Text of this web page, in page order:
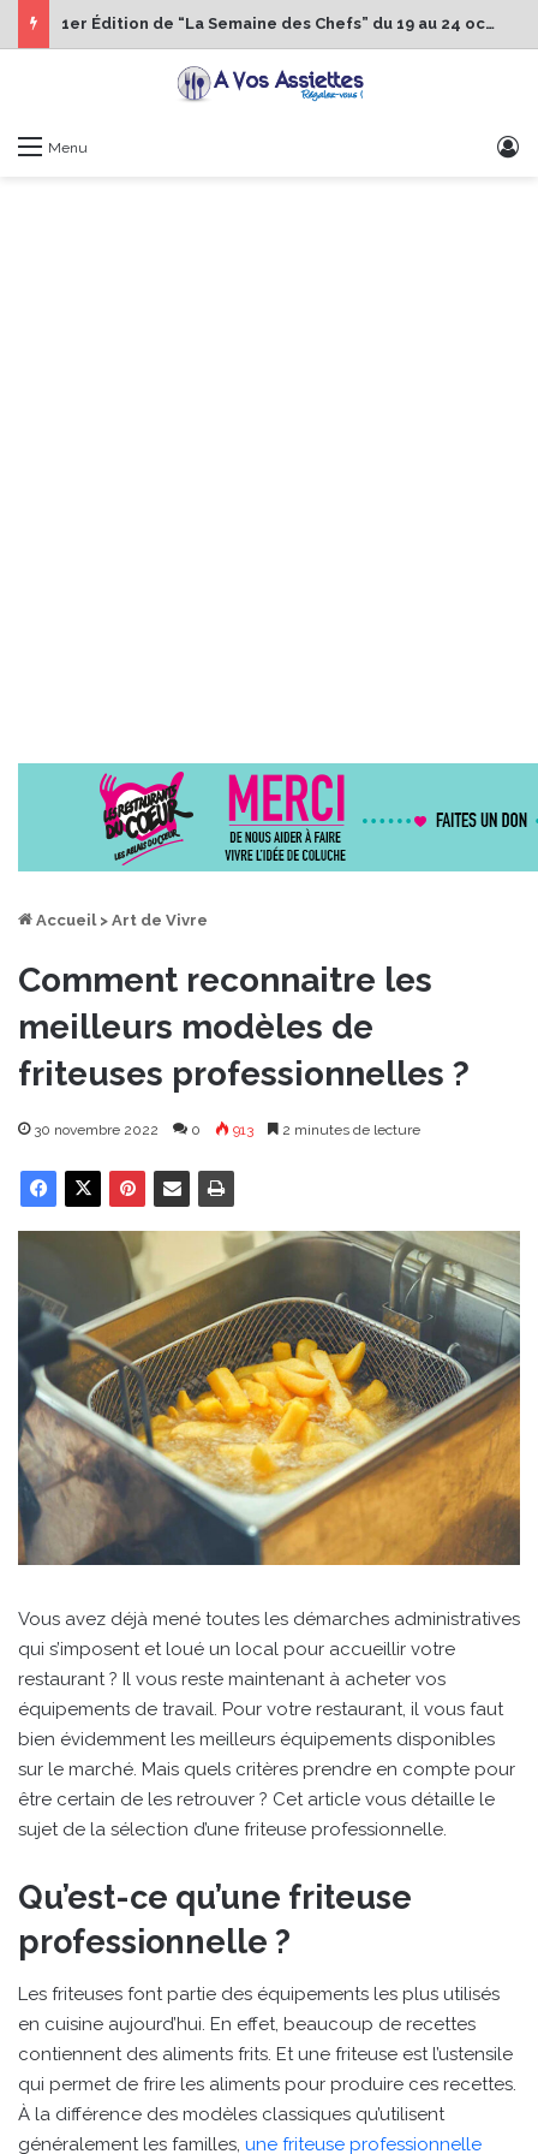
1er Édition de “La Semaine des Chefs” du 19 au 24 octobre 2026
Menu
Accueil > Art de Vivre
Comment reconnaitre les
meilleurs modèles de
friteuses professionnelles ?
30 novembre 2022 0 913 2 minutes de lecture
Vous avez déjà mené toutes les démarches administratives
qui s’imposent et loué un local pour accueillir votre
restaurant ? Il vous reste maintenant à acheter vos
équipements de travail. Pour votre restaurant, il vous faut
bien évidemment les meilleurs équipements disponibles
sur le marché. Mais quels critères prendre en compte pour
être certain de les retrouver ? Cet article vous détaille le
sujet de la sélection d’une friteuse professionnelle.
Qu’est-ce qu’une friteuse
professionnelle ?
Les friteuses font partie des équipements les plus utilisés
en cuisine aujourd’hui. En effet, beaucoup de recettes
contiennent des aliments frits. Et une friteuse est l’ustensile
qui permet de frire les aliments pour produire ces recettes.
À la différence des modèles classiques qu’utilisent
généralement les familles, une friteuse professionnelle